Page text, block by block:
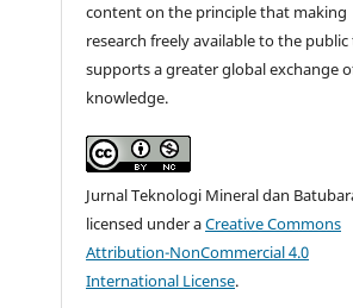
content on the principle that making
research freely available to the
supports a greater global exchange
knowledge.
Jurnal Teknologi Mineral dan
licensed under aCreative Commons
Attribution-NonCommercial 4.0
International License.